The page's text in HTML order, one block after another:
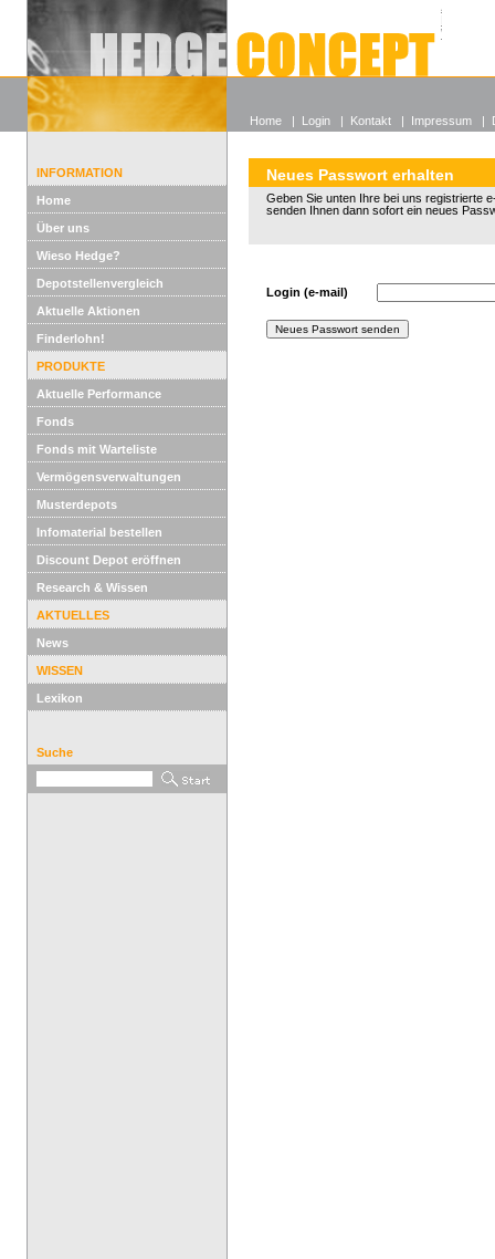
Alle
Wieso
INFORMATION
Home
Über uns
Wieso Hedge?
Depotstellenvergleich
Aktuelle Aktionen
Finderlohn!
PRODUKTE
Aktuelle Performance
Fonds
Fonds mit Warteliste
Vermögensverwaltungen
Musterdepots
Infomaterial bestellen
Discount Depot eröffnen
Research & Wissen
AKTUELLES
News
WISSEN
Lexikon
Suche
Neues Passwort erhalten
Geben Sie unten Ihre bei uns registrierte
senden Ihnen dann sofort ein neues
Login (e-mail)
Home | Login | Kontakt | Impressum |